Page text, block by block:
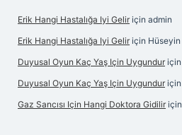
Erik Hangi Hastalığa Iyi Gelir için admin
Erik Hangi Hastalığa Iyi Gelir için Hüseyin
Duyusal Oyun Kaç Yaş Için Uygundur için
Duyusal Oyun Kaç Yaş Için Uygundur için
Gaz Sancısı Için Hangi Doktora Gidilir için